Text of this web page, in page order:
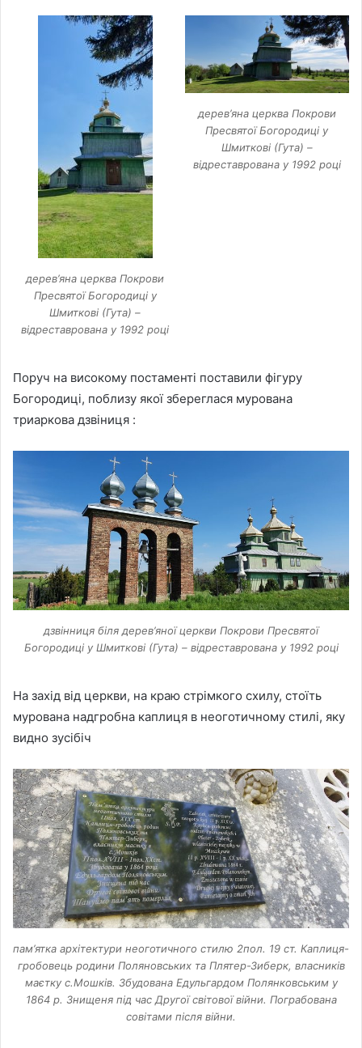
дерев’яна церква Покрови
Пресвятої Богородиці у
Шмиткові (Гута) –
відреставрована у 1992 році
дерев’яна церква Покрови
Пресвятої Богородиці у
Шмиткові (Гута) –
відреставрована у 1992 році
Поруч на високому постаменті поставили фігуру
Богородиці, поблизу якої збереглася мурована
триаркова дзвіниця :
дзвінниця біля дерев’яної церкви Покрови Пресвятої
Богородиці у Шмиткові (Гута) – відреставрована у 1992 році
На захід від церкви, на краю стрімкого схилу, стоїть
мурована надгробна каплиця в неоготичному стилі, яку
видно зусібіч
пам’ятка архітектури неоготичного стилю 2пол. 19 ст. Каплиця-
гробовець родини Поляновських та Плятер-Зиберк, власників
маєтку с.Мошків. Збудована Едульгардом Полянковським у
1864 р. Знищеня під час Другої світової війни. Пограбована
совітами після війни.